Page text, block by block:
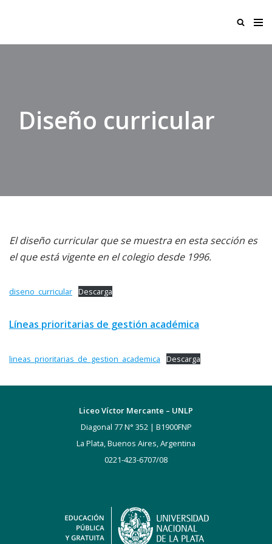
Diseño curricular
El diseño curricular que se muestra en esta sección es
el que está vigente en el colegio desde 1996.
diseno_curricular Descarga
Líneas prioritarias de gestión académica
lineas_prioritarias_de_gestion_academica Descarga
Liceo Víctor Mercante – UNLP
Diagonal 77 N° 352 | B1900FNP
La Plata, Buenos Aires, Argentina
0221-423-6707/08